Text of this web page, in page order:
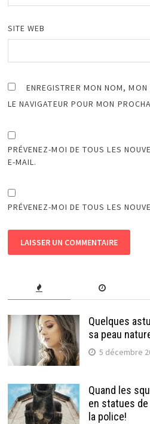
SITE WEB
ENREGISTRER MON NOM,
LE NAVIGATEUR POUR MON
PRÉVENEZ-MOI DE TOUS LES
E-MAIL.
PRÉVENEZ-MOI DE TOUS LES
Quelques
sa peau
5 décembre
Quand les
en statues
la police!